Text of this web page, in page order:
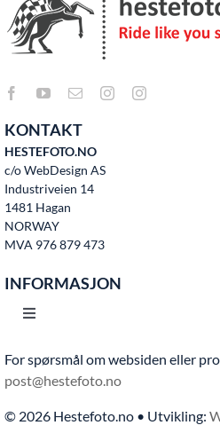
KONTAKT
HESTEFOTO.NO
c/o WebDesign AS
Industriveien 14
1481 Hagan
NORWAY
MVA 976 879 473
INFORMASJON
Toggle
Hjem
Bruksvilkår
For spørsmål om websiden eller
post@hestefoto.no
© 2026 Hestefoto.no • Utvikling: